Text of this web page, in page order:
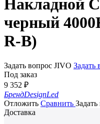
Накладной
черный
R-B)
Задать вопрос JIVO Задать
Под заказ
9 352 ₽
БрендDesignLed
Отложить Сравнить
Доставка